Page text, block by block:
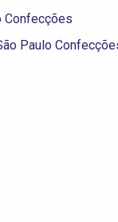
Confecções
Paulo